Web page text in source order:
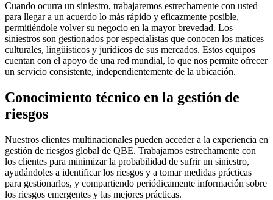
Cuando ocurra un siniestro, trabajaremos estrechamente con usted
para llegar a un acuerdo lo más rápido y eficazmente posible,
permitiéndole volver su negocio en la mayor brevedad. Los
siniestros son gestionados por especialistas que conocen los matices
culturales, lingüísticos y jurídicos de sus mercados. Estos equipos
cuentan con el apoyo de una red mundial, lo que nos permite ofrecer
un servicio consistente, independientemente de la ubicación.
Conocimiento técnico en la gestión de
riesgos
Nuestros clientes multinacionales pueden acceder a la experiencia en
gestión de riesgos global de QBE. Trabajamos estrechamente con
los clientes para minimizar la probabilidad de sufrir un siniestro,
ayudándoles a identificar los riesgos y a tomar medidas prácticas
para gestionarlos, y compartiendo periódicamente información sobre
los riesgos emergentes y las mejores prácticas.